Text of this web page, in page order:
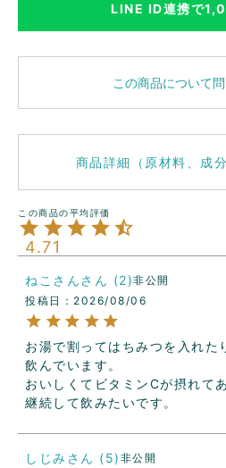
LINE ID連携で
この商品について
商品詳細（原材料、成
4.71
ねこさん 2 非公開
投稿日
2026/08/06
お湯で割ってはちみつを入れた
飲んでいます。
おいしくてビタミンCが摂れて
継続して飲みたいです。
しじみ 5 非公開